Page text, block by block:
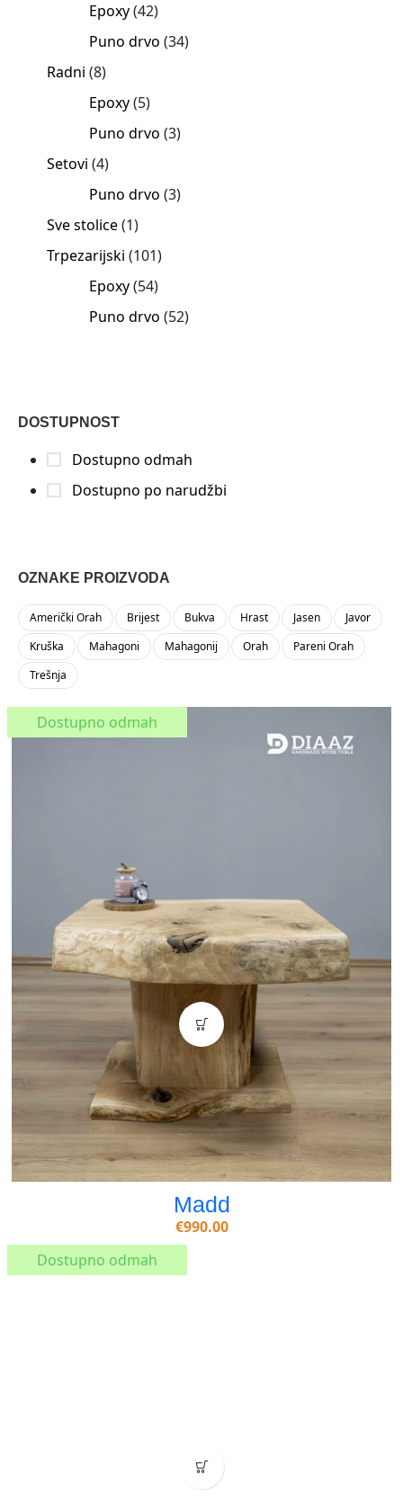
Epoxy 42
Puno drvo 34
Radni 8
Epoxy 5
Puno drvo 3
Setovi 4
Puno drvo 3
Sve stolice 1
Trpezarijski 101
Epoxy 54
Puno drvo 52
DOSTUPNOST
Dostupno odmah
Dostupno po narudžbi
OZNAKE PROIZVODA
Američki Orah Brijest Bukva Hrast Jasen
Javor
Kruška
Mahagoni Mahagonij Orah
Pareni Orah
Trešnja
Madd
€990.00
Dostupno odmah
Dostupno odmah